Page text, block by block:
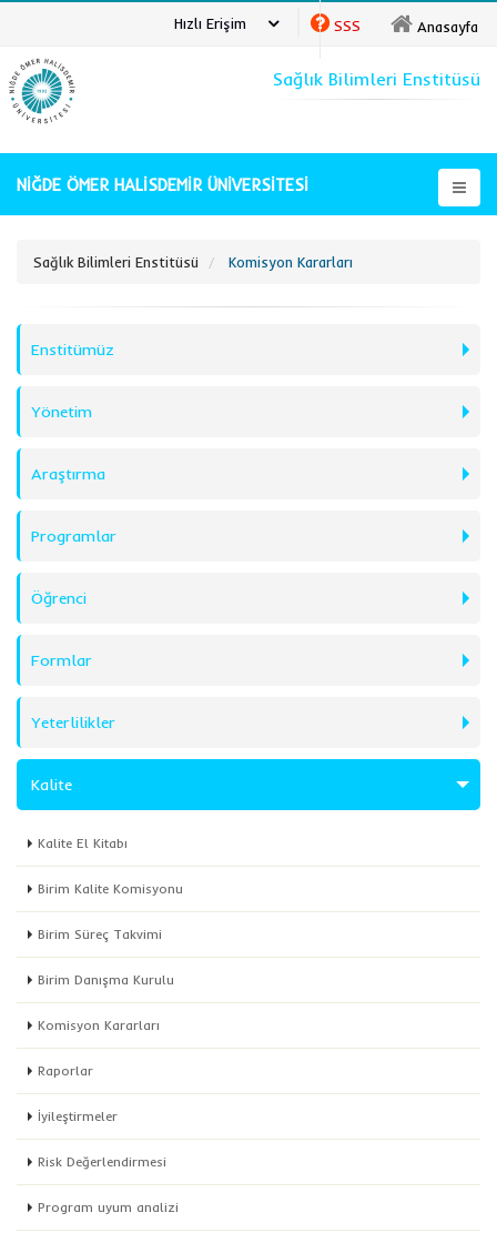
Anasayfa
SSS
Hızlı Erişim
NİĞDE ÖMER HALİSDEMİR ÜNİVERSİTESİ
Sağlık Bilimleri Enstitüsü
Sağlık Bilimleri Enstitüsü Komisyon Kararları
Enstitümüz
Yönetim
Araştırma
Programlar
Öğrenci
Formlar
Yeterlilikler
Kalite
Kalite El Kitabı
Birim Kalite Komisyonu
Birim Süreç Takvimi
Birim Danışma Kurulu
Komisyon Kararları
Raporlar
İyileştirmeler
Risk Değerlendirmesi
Program uyum analizi